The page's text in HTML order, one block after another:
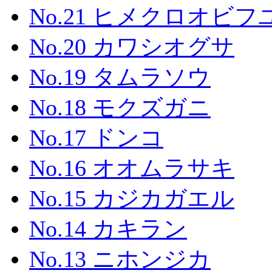
No.21 ヒメクロオビフ
No.20 カワシオグサ
No.19 タムラソウ
No.18 モクズガニ
No.17 ドンコ
No.16 オオムラサキ
No.15 カジカガエル
No.14 カキラン
No.13 ニホンジカ